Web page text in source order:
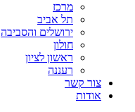
מרכז
תל אביב
ירושלים והסביבה
חולון
ראשון לציון
רעננה
צור קשר
אודות